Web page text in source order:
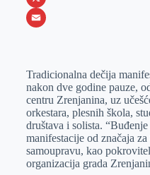
o
e
e
r
k
I
n
b
h
s
A
p
p
X
a
i
l
Tradicionalna dečija
nakon dve godine pauze,
centru Zrenjanina, uz
orkestara, plesnih škola,
društava i solista.
manifestacije od značaja
samoupravu, kao
organizacija grada